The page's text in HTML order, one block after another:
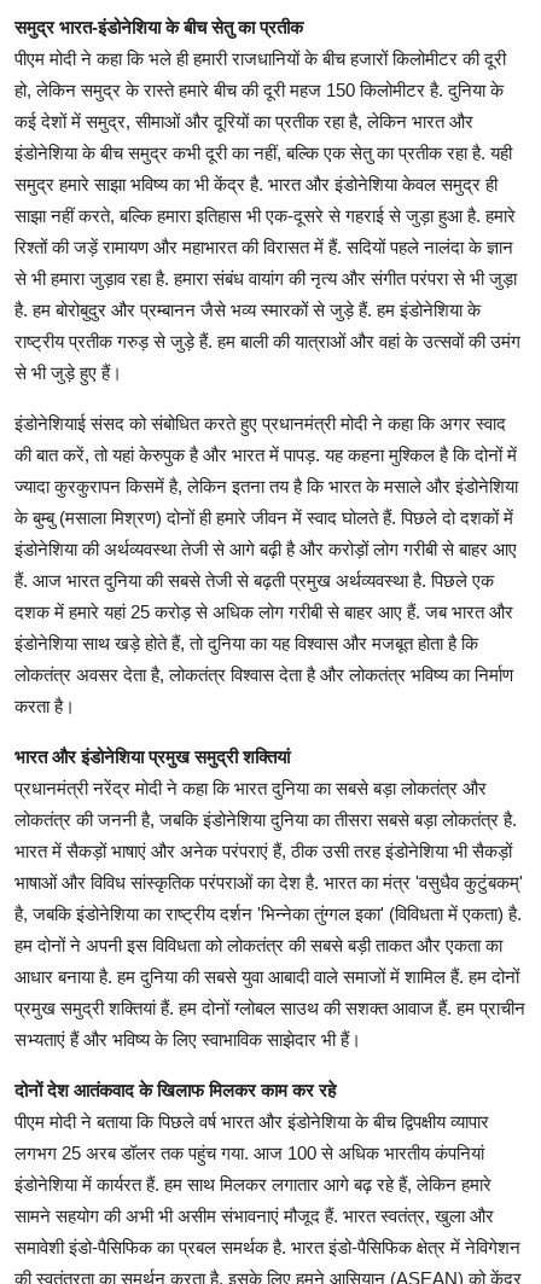
समुद्र भारत-इंडोनेशिया के बीच सेतु का प्रतीक
पीएम मोदी ने कहा कि भले ही हमारी राजधानियों के बीच हजारों किलोमीटर की दूरी
हो, लेकिन समुद्र के रास्ते हमारे बीच की दूरी महज 150 किलोमीटर है. दुनिया के
कई देशों में समुद्र, सीमाओं और दूरियों का प्रतीक रहा है, लेकिन भारत और
इंडोनेशिया के बीच समुद्र कभी दूरी का नहीं, बल्कि एक सेतु का प्रतीक रहा है. यही
समुद्र हमारे साझा भविष्य का भी केंद्र है. भारत और इंडोनेशिया केवल समुद्र ही
साझा नहीं करते, बल्कि हमारा इतिहास भी एक-दूसरे से गहराई से जुड़ा हुआ है. हमारे
रिश्तों की जड़ें रामायण और महाभारत की विरासत में हैं. सदियों पहले नालंदा के ज्ञान
से भी हमारा जुड़ाव रहा है. हमारा संबंध वायांग की नृत्य और संगीत परंपरा से भी जुड़ा
है. हम बोरोबुदुर और प्रम्बानन जैसे भव्य स्मारकों से जुड़े हैं. हम इंडोनेशिया के
राष्ट्रीय प्रतीक गरुड़ से जुड़े हैं. हम बाली की यात्राओं और वहां के उत्सवों की उमंग
से भी जुड़े हुए हैं।
इंडोनेशियाई संसद को संबोधित करते हुए प्रधानमंत्री मोदी ने कहा कि अगर स्वाद
की बात करें, तो यहां केरुपुक है और भारत में पापड़. यह कहना मुश्किल है कि दोनों में
ज्यादा कुरकुरापन किसमें है, लेकिन इतना तय है कि भारत के मसाले और इंडोनेशिया
के बुम्बु (मसाला मिश्रण) दोनों ही हमारे जीवन में स्वाद घोलते हैं. पिछले दो दशकों में
इंडोनेशिया की अर्थव्यवस्था तेजी से आगे बढ़ी है और करोड़ों लोग गरीबी से बाहर आए
हैं. आज भारत दुनिया की सबसे तेजी से बढ़ती प्रमुख अर्थव्यवस्था है. पिछले एक
दशक में हमारे यहां 25 करोड़ से अधिक लोग गरीबी से बाहर आए हैं. जब भारत और
इंडोनेशिया साथ खड़े होते हैं, तो दुनिया का यह विश्वास और मजबूत होता है कि
लोकतंत्र अवसर देता है, लोकतंत्र विश्वास देता है और लोकतंत्र भविष्य का निर्माण
करता है।
भारत और इंडोनेशिया प्रमुख समुद्री शक्तियां
प्रधानमंत्री नरेंद्र मोदी ने कहा कि भारत दुनिया का सबसे बड़ा लोकतंत्र और
लोकतंत्र की जननी है, जबकि इंडोनेशिया दुनिया का तीसरा सबसे बड़ा लोकतंत्र है.
भारत में सैकड़ों भाषाएं और अनेक परंपराएं हैं, ठीक उसी तरह इंडोनेशिया भी सैकड़ों
भाषाओं और विविध सांस्कृतिक परंपराओं का देश है. भारत का मंत्र 'वसुधैव कुटुंबकम्'
है, जबकि इंडोनेशिया का राष्ट्रीय दर्शन 'भिन्नेका तुंग्गल इका' (विविधता में एकता) है.
हम दोनों ने अपनी इस विविधता को लोकतंत्र की सबसे बड़ी ताकत और एकता का
आधार बनाया है. हम दुनिया की सबसे युवा आबादी वाले समाजों में शामिल हैं. हम दोनों
प्रमुख समुद्री शक्तियां हैं. हम दोनों ग्लोबल साउथ की सशक्त आवाज हैं. हम प्राचीन
सभ्यताएं हैं और भविष्य के लिए स्वाभाविक साझेदार भी हैं।
दोनों देश आतंकवाद के खिलाफ मिलकर काम कर रहे
पीएम मोदी ने बताया कि पिछले वर्ष भारत और इंडोनेशिया के बीच द्विपक्षीय व्यापार
लगभग 25 अरब डॉलर तक पहुंच गया. आज 100 से अधिक भारतीय कंपनियां
इंडोनेशिया में कार्यरत हैं. हम साथ मिलकर लगातार आगे बढ़ रहे हैं, लेकिन हमारे
सामने सहयोग की अभी भी असीम संभावनाएं मौजूद हैं. भारत स्वतंत्र, खुला और
समावेशी इंडो-पैसिफिक का प्रबल समर्थक है. भारत इंडो-पैसिफिक क्षेत्र में नेविगेशन
की स्वतंत्रता का समर्थन करता है. इसके लिए हमने आसियान (ASEAN) को केंद्र